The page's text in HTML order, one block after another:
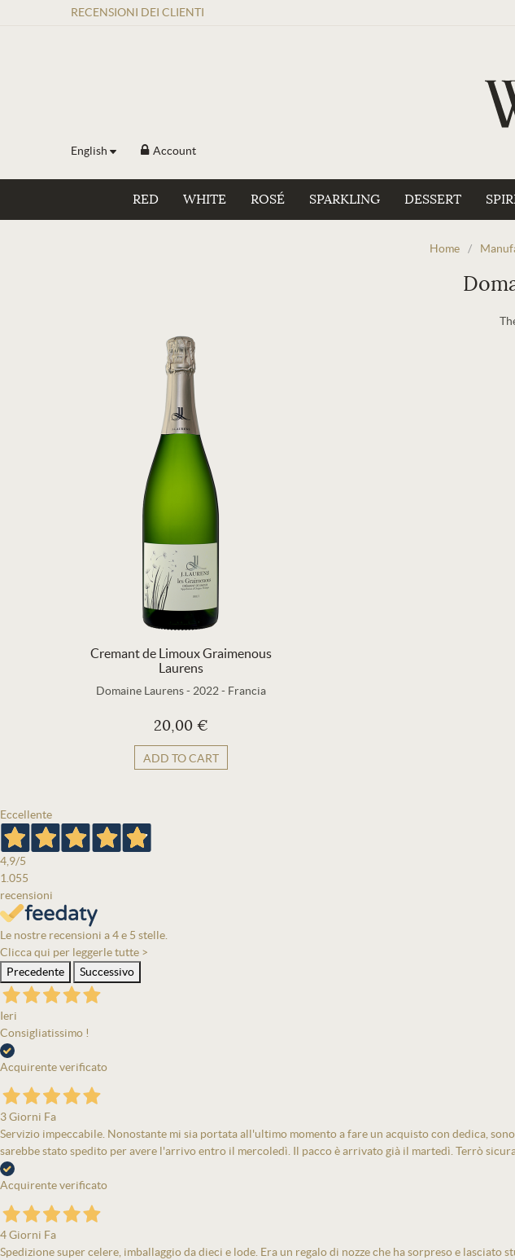
RECENSIONI DEI CLIENTI
English Account
RED WHITE ROSÉ SPARKLING DESSERT
Home /
Cremant de Limoux Graimenous
Laurens
Domaine Laurens - 2022 - Francia
20,00 €
ADD TO CART
Eccellente
4,9/5
1.055
recensioni
Le nostre recensioni a 4 e 5 stelle.
Clicca qui per leggerle tutte >
Precedente
Successivo
Ieri
Consigliatissimo !
Acquirente verificato
3 Giorni Fa
Servizio impeccabile. Nonostante mi sia portata all'ultimo momento a fare un acquisto con dedica,
sarebbe stato spedito per avere l'arrivo entro il mercoledì. Il pacco è arrivato già il martedì. Terrò
Acquirente verificato
4 Giorni Fa
Spedizione super celere, imballaggio da dieci e lode. Era un regalo di nozze che ha sorpreso e